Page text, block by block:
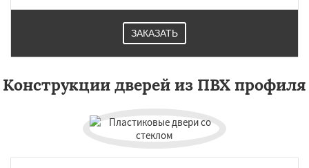
ЗАКАЗАТЬ
Конструкции дверей из ПВХ профиля